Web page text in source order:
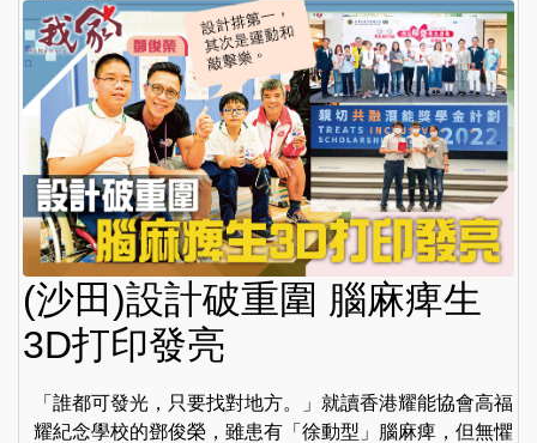
(沙田)設計破重圍 腦麻痺生
3D打印發亮
「誰都可發光，只要找對地方。」就讀香港耀能協會高福
耀紀念學校的鄧俊榮，雖患有「徐動型」腦麻痺，但無懼